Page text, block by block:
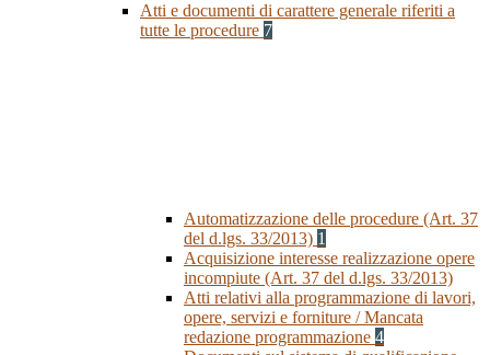
Atti e documenti di carattere generale riferiti a
tutte le procedure 7
Automatizzazione delle procedure (Art. 37
del d.lgs. 33/2013) 1
Acquisizione interesse realizzazione opere
incompiute (Art. 37 del d.lgs. 33/2013)
Atti relativi alla programmazione di lavori,
opere, servizi e forniture / Mancata
redazione programmazione 4